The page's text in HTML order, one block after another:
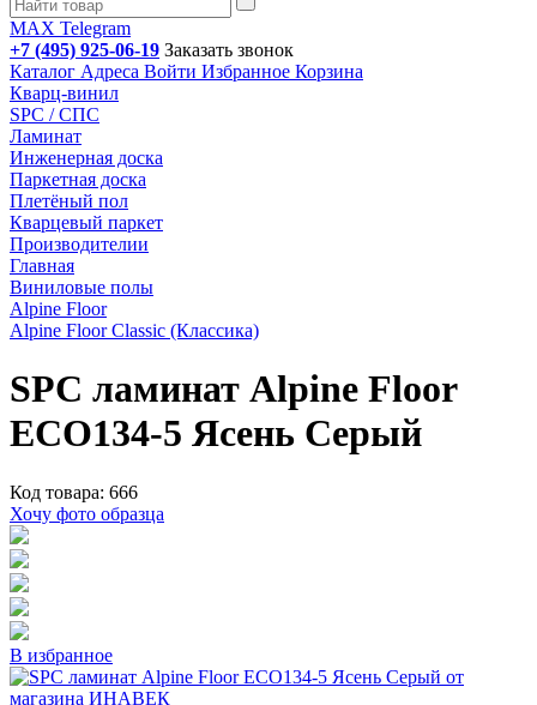
MAX Telegram
+7 (495) 925-06-19 Заказать звонок
Каталог Адреса Войти Избранное Корзина
Кварц-винил
SPC / СПС
Ламинат
Инженерная доска
Паркетная доска
Плетёный пол
Кварцевый паркет
Производителии
Главная
Виниловые полы
Alpine Floor
Alpine Floor Classic (Классика)
SPC ламинат Alpine Floor
ECO134-5 Ясень Серый
Код товара: 666
Хочу фото образца
В избранное